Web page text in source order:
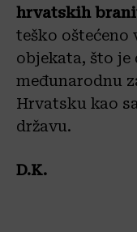
hrvatskih
teško oštećeno
objekata, što
međunarodnu
Hrvatsku kao
državu.
D.K.